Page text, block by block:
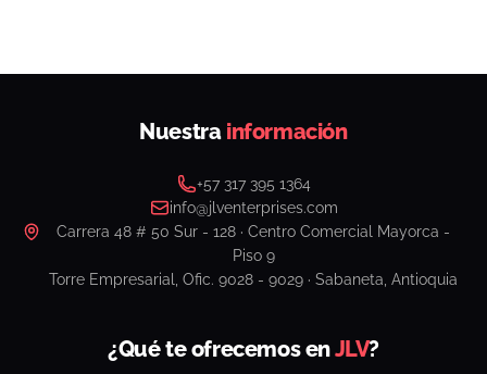
Nuestra información
+57 317 395 1364
info@jlventerprises.com
Carrera 48 # 50 Sur - 128 · Centro Comercial Mayorca -
Piso 9
Torre Empresarial, Ofic. 9028 - 9029 · Sabaneta, Antioquia
¿Qué te ofrecemos enJLV?